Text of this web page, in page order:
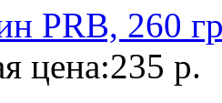
PRB, 260
цена:235 р.